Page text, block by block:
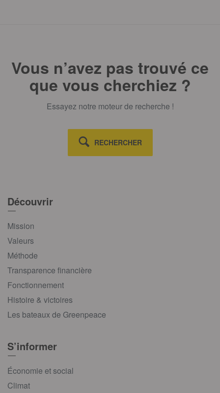
Vous n’avez pas trouvé ce
que vous cherchiez ?
Essayez notre moteur de recherche !
RECHERCHER
Découvrir
Mission
Valeurs
Méthode
Transparence financière
Fonctionnement
Histoire & victoires
Les bateaux de Greenpeace
S’informer
Économie et social
Climat